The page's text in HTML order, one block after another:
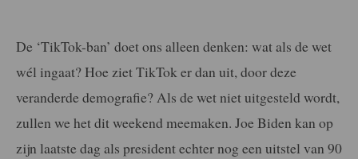
De ‘TikTok-ban’ doet ons alleen denken: wat als de wet
wél ingaat? Hoe ziet TikTok er dan uit, door deze
veranderde demografie? Als de wet niet uitgesteld wordt,
zullen we het dit weekend meemaken. Joe Biden kan op
zijn laatste dag als president echter nog een uitstel van 90